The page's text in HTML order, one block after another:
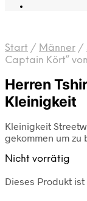
Start / Männer /
Captain Kört“
Herren
Kleinigkeit
Kleinigkeit
gekommen um zu
Nicht vorrätig
Dieses Produkt